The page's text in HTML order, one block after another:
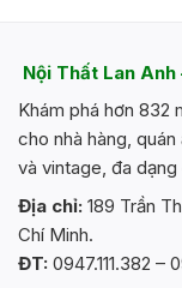
Các
tùy
chọn
có
được
chọn
trên
Nội Thất Lan Anh
Khám phá hơn 832
cho nhà hàng,
và vintage, đa
Địa chỉ: 189 Trần
Chí Minh.
ĐT: 0947.111.382 –